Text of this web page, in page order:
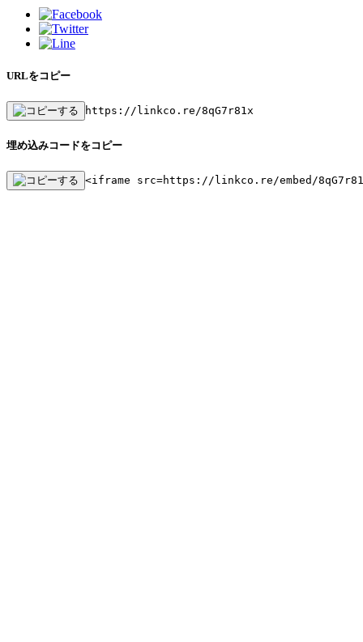
URLをコピー
https://linkco.re/8qG7r81x
埋め込みコードをコピー
<iframe src=https://linkco.re/embed/